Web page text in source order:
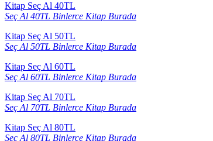
Kitap Seç Al 40TL
Seç Al 40TL Binlerce Kitap Burada
Kitap Seç Al 50TL
Seç Al 50TL Binlerce Kitap Burada
Kitap Seç Al 60TL
Seç Al 60TL Binlerce Kitap Burada
Kitap Seç Al 70TL
Seç Al 70TL Binlerce Kitap Burada
Kitap Seç Al 80TL
Seç Al 80TL Binlerce Kitap Burada